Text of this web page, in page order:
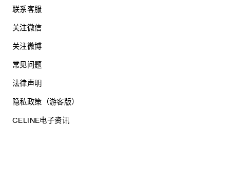
联系客服
关注微信
关注微博
常见问题
法律声明
隐私政策（游客版）
CELINE电子资讯